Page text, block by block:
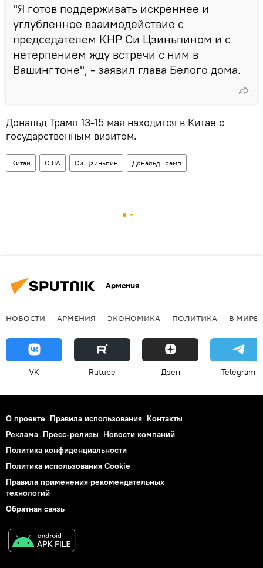
"Я готов поддерживать искреннее и
углубленное взаимодействие с
председателем КНР Си Цзиньпином и с
нетерпением жду встречи с ним в
Вашингтоне", - заявил глава Белого дома.
Дональд Трамп 13-15 мая находится в Китае с
государственным визитом.
Китай США Си Цзиньпин Дональд Трамп
Армения
НОВОСТИ АРМЕНИЯ ЭКОНОМИКА ПОЛИТИКА В МИРЕ
VK Rutube Дзен Telegram
О проекте Правила использования Контакты
Реклама Пресс-релизы Новости компаний
Политика конфиденциальности
Политика использования Cookie
Правила применения рекомендательных
технологий
Обратная связь